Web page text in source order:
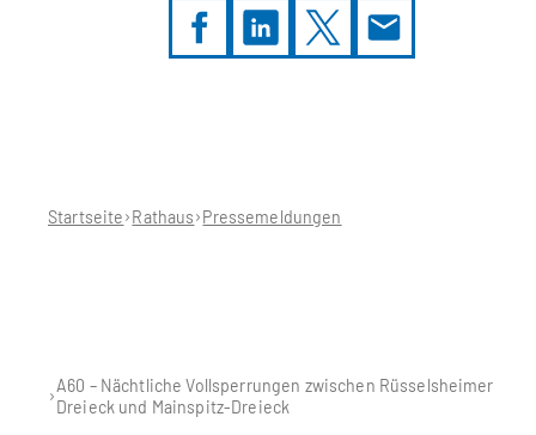
Startseite Rathaus Pressemeldungen
A60 – Nächtliche Vollsperrungen zwischen Rüsselsheimer
Dreieck und Mainspitz-Dreieck